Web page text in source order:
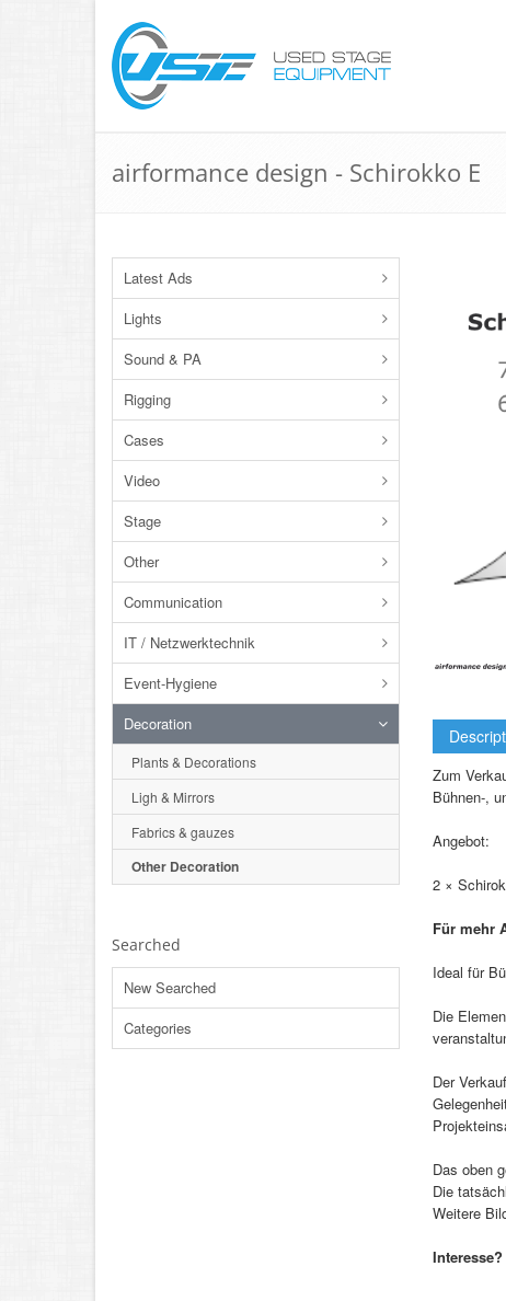
airformance design - Schirokko E
Latest Ads
Lights
Sound & PA
Rigging
Cases
Video
Stage
Other
Communication
IT / Netzwerktechnik
Event-Hygiene
Decoration
Plants & Decorations
Ligh & Mirrors
Fabrics & gauzes
Other Decoration
Searched
New Searched
Categories
Zum
Bühnen-,
Angebot:
2 ×
Für mehr
Ideal für
Die
Der
Das oben
Die
Weitere